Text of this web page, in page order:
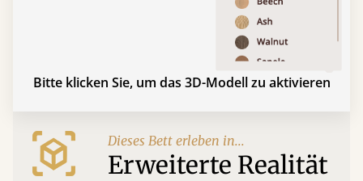
Bitte klicken Sie, um das 3D-Modell zu aktivieren
Dieses Bett erleben in...
Erweiterte Realität